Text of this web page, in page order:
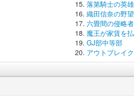
落第騎士の英
織田信奈の野
六畳間の侵略
魔王が家賃を
GJ部中等部
アウトブレイ